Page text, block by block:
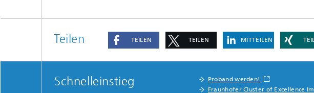
Teilen TEILEN TEILEN MITTEILEN
Schnelleinstieg Proband werden!
Fraunhofer Cluster of Excellence